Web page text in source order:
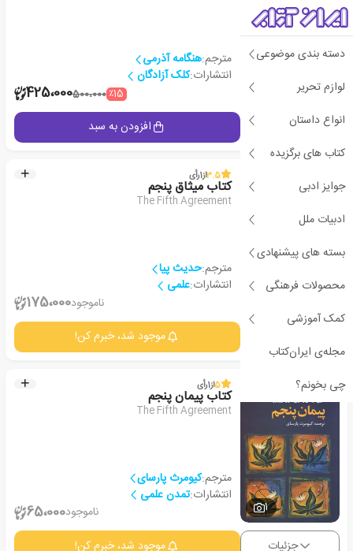
دسته بندی موضوعی
لوازم تحریر
انواع داستان
کتاب های برگزیده
جوایز ادبی
ادبیات ملل
بسته های پیشنهادی
محصولات فرهنگی
کمک آموزشی
مجله‌ی ایران‌کتاب
چی بخونم؟
مترجم:هنگامه آذرمی
انتشارات:کلک آزادگان
٪15500،000425،000
جزئیات افزودن به سبد
2
3.5از1رأی
کتاب میثاق پنجم
The Fifth Agreement
مترجم:حدیث پیا
انتشارات:علمی
ناموجود175،000
موجود شد، خبرم کن!
1
5از1رأی
کتاب پیمان پنجم
The Fifth Agreement
مترجم:کیومرث پارسای
انتشارات:تمدن علمی
ناموجود65،000
جزئیات موجود شد، خبرم کن!